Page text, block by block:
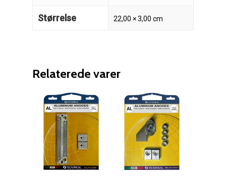
Størrelse 22,00 × 3,00 cm
Relaterede varer
Montering af propel
Afmontering af propel
Mercury guide
Er min propel højre
Kontakt
Ring på 75 59 43
Rudes Propeller